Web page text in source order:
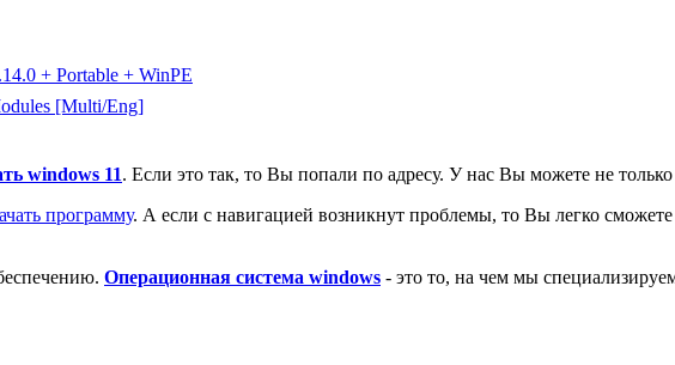
+ Portable + WinPE
[Multi/Eng]
windows 11. Если это так, то Вы попали по адресу. У нас Вы можете не только
программу. А если с навигацией возникнут проблемы, то Вы легко сможете
Операционная система windows - это то, на чем мы